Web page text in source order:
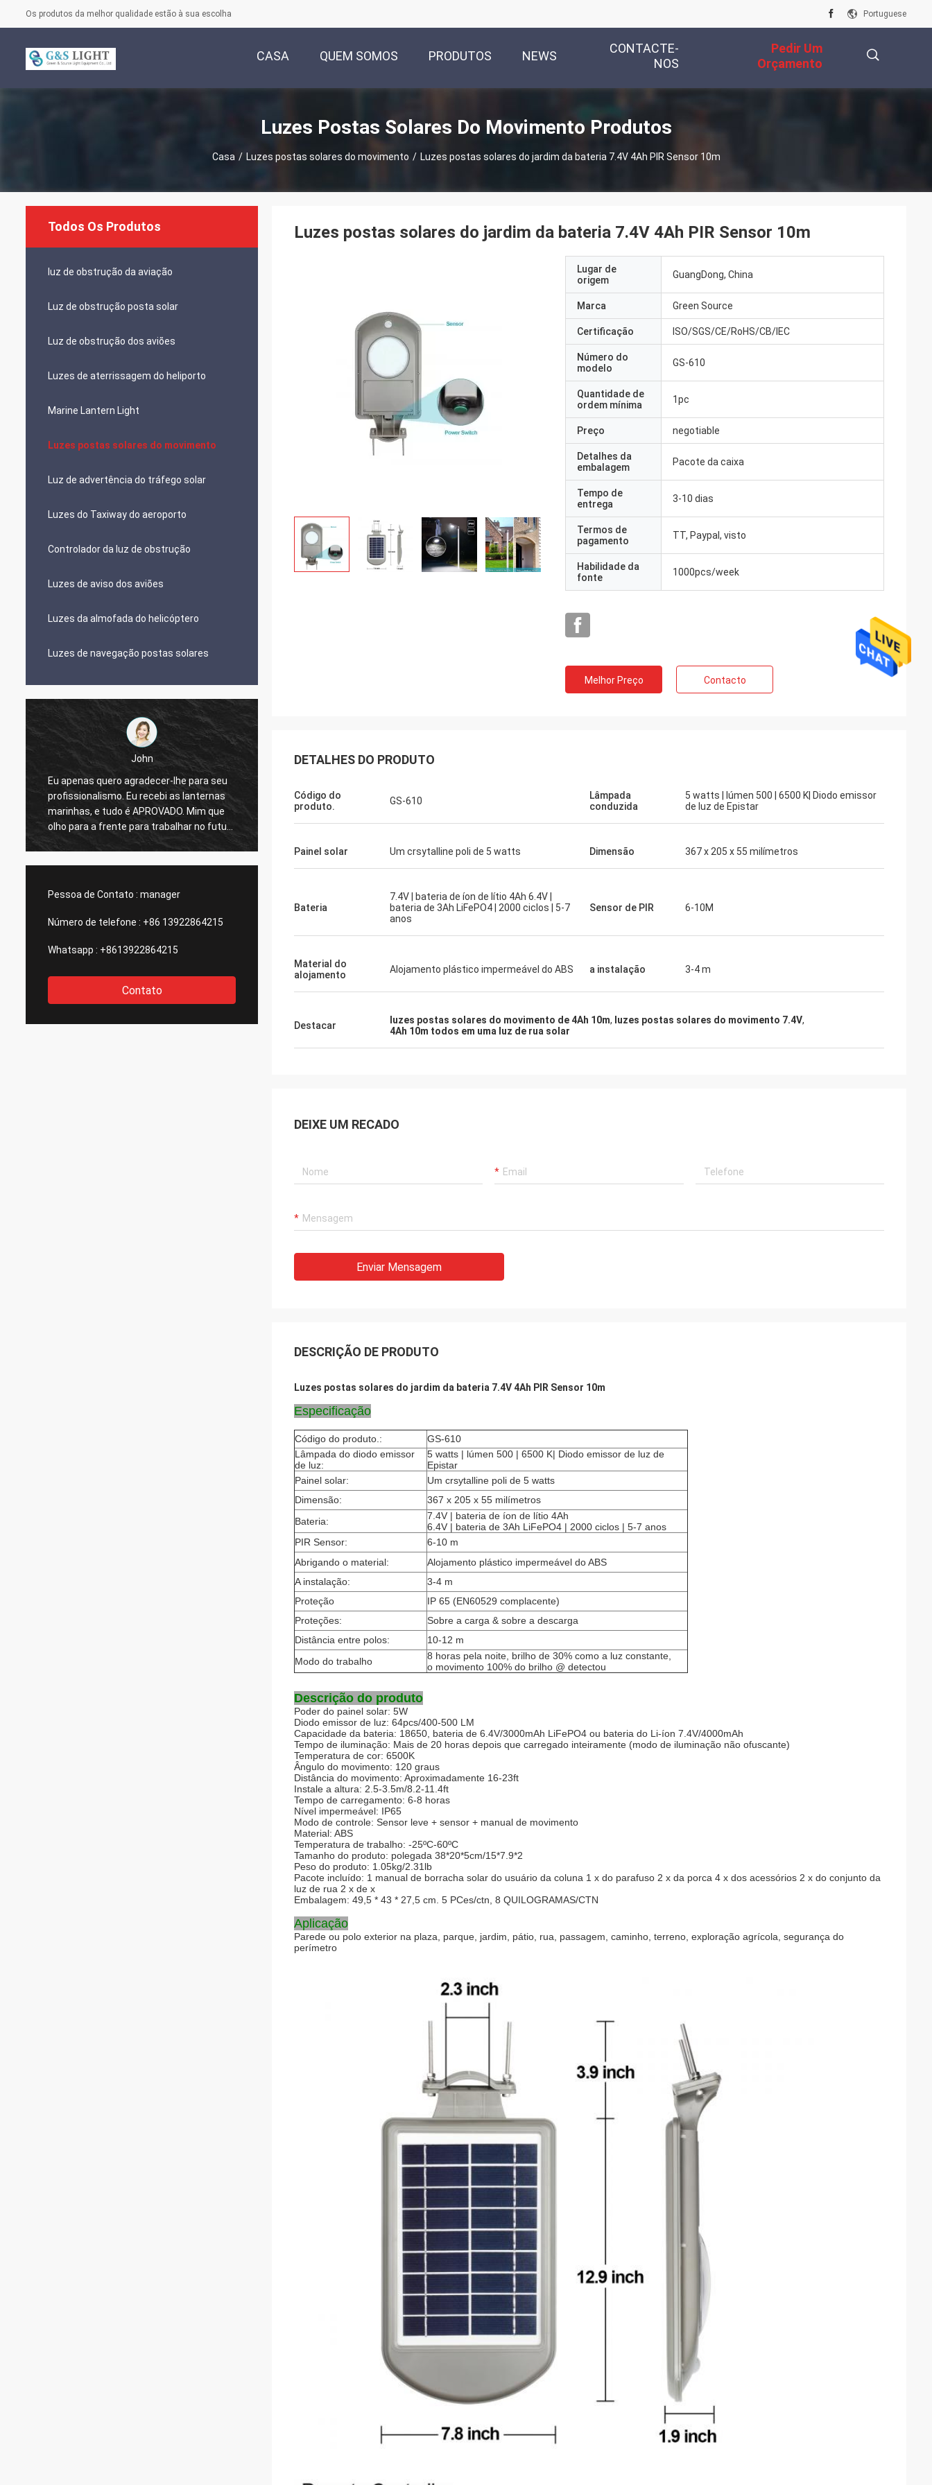
Os produtos da melhor qualidade estão à sua escolha Portuguese
CASA QUEM SOMOS PRODUTOS NEWS
CONTACTE-
NOS
Pedir Um
Orçamento
Luzes Postas Solares Do Movimento Produtos
Casa / Luzes postas solares do movimento / Luzes postas solares do jardim da bateria 7.4V 4Ah PIR Sensor 10m
Todos Os Produtos
luz de obstrução da aviação
Luz de obstrução posta solar
Luz de obstrução dos aviões
Luzes de aterrissagem do heliporto
Marine Lantern Light
Luzes postas solares do movimento
Luz de advertência do tráfego solar
Luzes do Taxiway do aeroporto
Controlador da luz de obstrução
Luzes de aviso dos aviões
Luzes da almofada do helicóptero
Luzes de navegação postas solares
John
Eu apenas quero agradecer-lhe para seu
profissionalismo. Eu recebi as lanternas
marinhas, e tudo é APROVADO. Mim que
olho para a frente para trabalhar no futuro
com seu.
Luzes a bom preço, povos da aviação da
qualidade como seus produtos.
Pessoa de Contato : manager
Número de telefone : +86 13922864215
Whatsapp : +8613922864215
Contato
Luzes postas solares do jardim da bateria 7.4V 4Ah PIR Sensor 10m
Lugar de
origem
GuangDong, China
Marca Green Source
Certificação ISO/SGS/CE/RoHS/CB/IEC
Número do
modelo
GS-610
Quantidade de
ordem mínima
1pc
Preço negotiable
Detalhes da
embalagem
Pacote da caixa
Tempo de
entrega
3-10 dias
Termos de
pagamento
TT, Paypal, visto
Habilidade da
fonte
1000pcs/week
Melhor Preço Contacto
DETALHES DO PRODUTO
Código do
produto.
GS-610
Lâmpada
conduzida
5 watts | lúmen 500 | 6500 K| Diodo emissor
de luz de Epistar
Painel solar Um crsytalline poli de 5 watts Dimensão 367 x 205 x 55 milímetros
Bateria
7.4V | bateria de íon de lítio 4Ah 6.4V |
bateria de 3Ah LiFePO4 | 2000 ciclos | 5-7
anos
Sensor de PIR 6-10M
Material do
alojamento
Alojamento plástico impermeável do ABS a instalação 3-4 m
Destacar luzes postas solares do movimento de 4Ah 10m, luzes postas solares do movimento 7.4V,
4Ah 10m todos em uma luz de rua solar
DEIXE UM RECADO
Enviar Mensagem
DESCRIÇÃO DE PRODUTO
Luzes postas solares do jardim da bateria 7.4V 4Ah PIR Sensor 10m
Especificação
Código do produto.:
GS-610
Lâmpada do diodo emissor
de luz:
5 watts | lúmen 500 | 6500 K| Diodo emissor de luz de
Epistar
Painel solar:
Um crsytalline poli de 5 watts
Dimensão:
367 x 205 x 55 milímetros
Bateria:
7.4V | bateria de íon de lítio 4Ah
6.4V | bateria de 3Ah LiFePO4 | 2000 ciclos | 5-7 anos
PIR Sensor:
6-10 m
Abrigando o material:
Alojamento plástico impermeável do ABS
A instalação:
3-4 m
Proteção
IP 65 (EN60529 complacente)
Proteções:
Sobre a carga & sobre a descarga
Distância entre polos:
10-12 m
Modo do trabalho
8 horas pela noite, brilho de 30% como a luz constante,
o movimento 100% do brilho @ detectou
Descrição do produto
Poder do painel solar: 5W
Diodo emissor de luz: 64pcs/400-500 LM
Capacidade da bateria: 18650, bateria de 6.4V/3000mAh LiFePO4 ou bateria do Li-íon 7.4V/4000mAh
Tempo de iluminação: Mais de 20 horas depois que carregado inteiramente (modo de iluminação não ofuscante)
Temperatura de cor: 6500K
Ângulo do movimento: 120 graus
Distância do movimento: Aproximadamente 16-23ft
Instale a altura: 2.5-3.5m/8.2-11.4ft
Tempo de carregamento: 6-8 horas
Nível impermeável: IP65
Modo de controle: Sensor leve + sensor + manual de movimento
Material: ABS
Temperatura de trabalho: -25ºC-60ºC
Tamanho do produto: polegada 38*20*5cm/15*7.9*2
Peso do produto: 1.05kg/2.31lb
Pacote incluído: 1 manual de borracha solar do usuário da coluna 1 x do parafuso 2 x da porca 4 x dos acessórios 2 x do conjunto da
luz de rua 2 x de x
Embalagem: 49,5 * 43 * 27,5 cm. 5 PCes/ctn, 8 QUILOGRAMAS/CTN
Aplicação
Parede ou polo exterior na plaza, parque, jardim, pátio, rua, passagem, caminho, terreno, exploração agrícola, segurança do
perímetro